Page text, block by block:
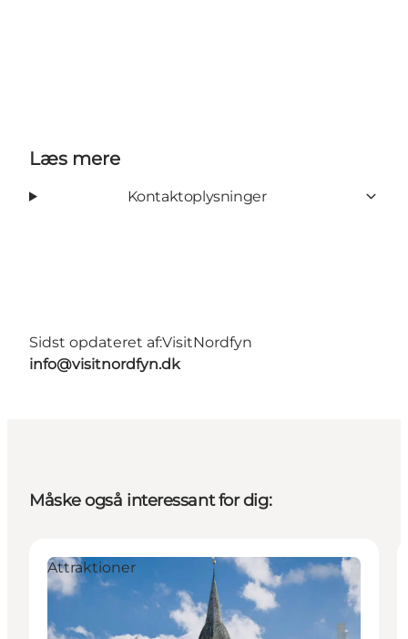
Læs mere
Kontaktoplysninger
Sidst opdateret af:VisitNordfyn
info@visitnordfyn.dk
Måske også interessant for dig:
Attraktioner